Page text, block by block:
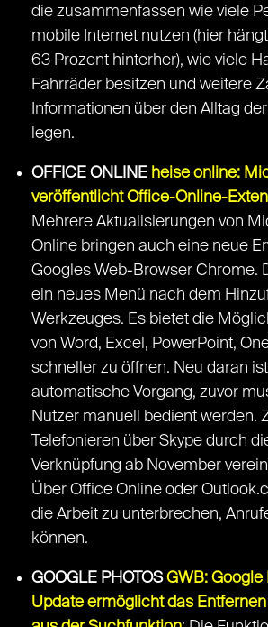
die zusammenfassen wie viele
mobile Internet nutzen (hier
63 Prozent hinterher), wie viele
Fahrräder besitzen und weitere
Informationen über den Alltag
legen.
OFFICE ONLINE heise online:
veröffentlicht Office-Online-
Mehrere Aktualisierungen von
Online bringen auch eine neue
Googles Web-Browser Chrome.
ein neues Menü nach dem
Werkzeuges. Es bietet die
von Word, Excel, PowerPoint,
schneller zu öffnen. Neu daran
automatische Vorgang, zuvor
Nutzer manuell bedient werden.
Telefonieren über Skype durch
Verknüpfung ab November
Über Office Online oder
die Arbeit zu unterbrechen,
können.
GOOGLE PHOTOSGWB: Google
Update ermöglicht das